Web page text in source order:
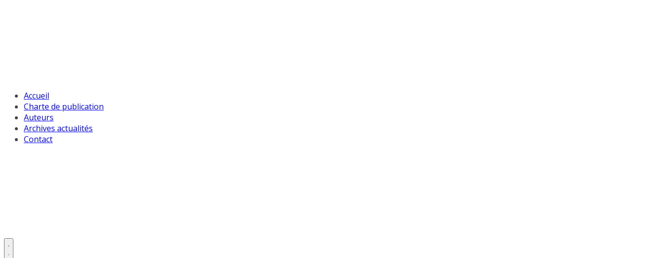
Accueil
Charte de publication
Auteurs
Archives actualités
Contact